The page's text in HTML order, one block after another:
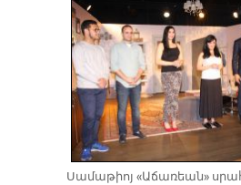
Սա­մա­թիոյ «Ա­ճա­ռեան»